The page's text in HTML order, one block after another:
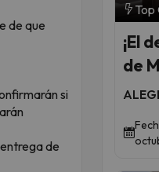
de que
si
de
Top
¡El
de